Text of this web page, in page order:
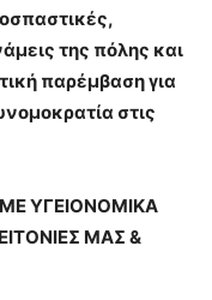
της πόλης και
παρέμβαση για
στις
ΥΓΕΙΟΝΟΜΙΚΑ
ΜΑΣ &